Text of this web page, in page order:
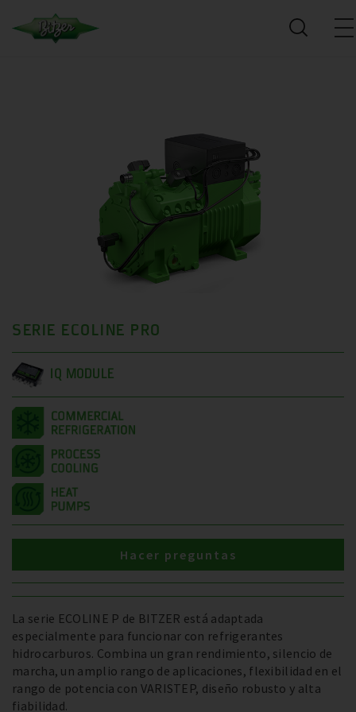
SERIE ECOLINE PRO
IQ MODULE
La serie ECOLINE P de BITZER está adaptada
especialmente para funcionar con refrigerantes
hidrocarburos. Combina un gran rendimiento, silencio de
marcha, un amplio rango de aplicaciones, flexibilidad en el
rango de potencia con VARISTEP, diseño robusto y alta
fiabilidad.
Hacer preguntas